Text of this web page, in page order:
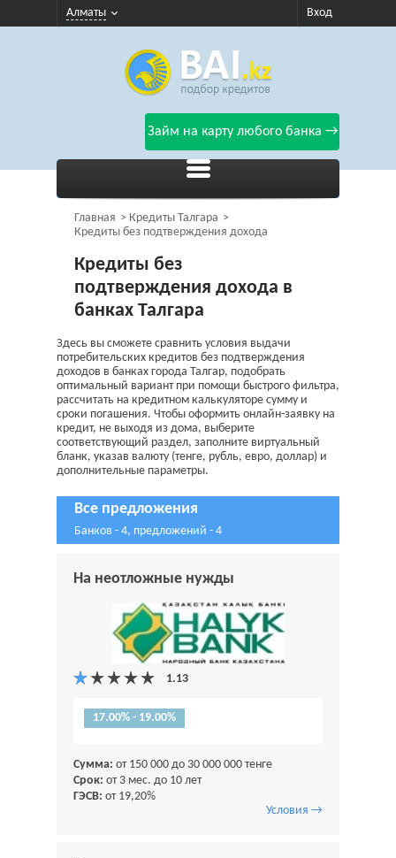
Алматы Вход
Займ на карту любого банка →
Главная
Кредиты Талгара
Кредиты без подтверждения дохода
Кредиты без
подтверждения дохода в
банках Талгара
Здесь вы сможете сравнить условия выдачи
потребительских кредитов без подтверждения
доходов в банках города Талгар, подобрать
оптимальный вариант при помощи быстрого фильтра,
рассчитать на кредитном калькуляторе сумму и
сроки погашения. Чтобы оформить онлайн-заявку на
кредит, не выходя из дома, выберите
соответствующий раздел, заполните виртуальный
бланк, указав валюту (тенге, рубль, евро, доллар) и
дополнительные параметры.
Все предложения
Банков - 4, предложений - 4
На неотложные нужды
17.00% - 19.00%
Сумма: от 150 000 до 30 000 000 тенге
Срок: от 3 мес. до 10 лет
ГЭСВ: от 19,20%
Условия →